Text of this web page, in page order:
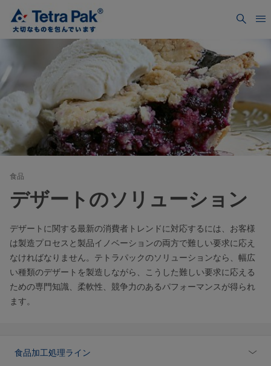
食品
デザートのソリューション
デザートに関する最新の消費者トレンドに対応するには、お客様
は製造プロセスと製品イノベーションの両方で難しい要求に応え
なければなりません。テトラパックのソリューションなら、幅広
い種類のデザートを製造しながら、こうした難しい要求に応える
ための専門知識、柔軟性、競争力のあるパフォーマンスが得られ
ます。
食品加工処理ライン